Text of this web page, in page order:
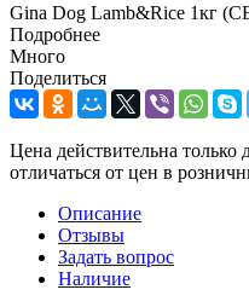
Gina Dog Lamb&Rice 1кг
Подробнее
Много
Поделиться
Цена действительна только
отличаться от цен в
Описание
Отзывы
Задать вопрос
Наличие